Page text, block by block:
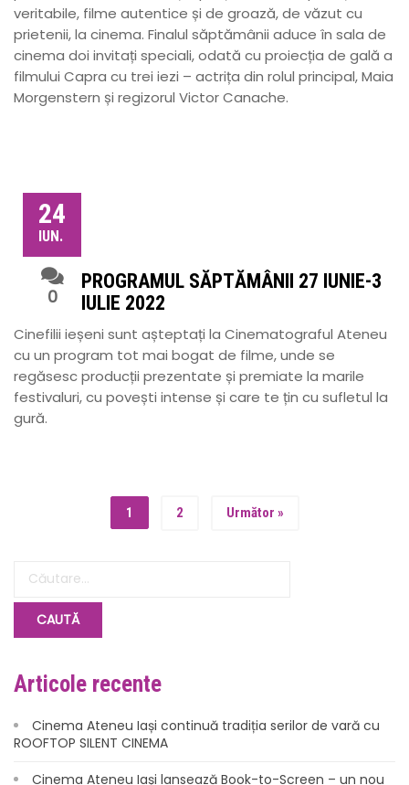
veritabile, filme autentice și de groază, de văzut cu
prietenii, la cinema. Finalul săptămânii aduce în sala de
cinema doi invitați speciali, odată cu proiecția de gală a
filmului Capra cu trei iezi – actrița din rolul principal, Maia
Morgenstern și regizorul Victor Canache.
24
IUN.
0
PROGRAMUL SĂPTĂMÂNII 27 IUNIE-3
IULIE 2022
Cinefilii ieșeni sunt așteptați la Cinematograful Ateneu
cu un program tot mai bogat de filme, unde se
regăsesc producții prezentate și premiate la marile
festivaluri, cu povești intense și care te țin cu sufletul la
gură.
1 2 Următor »
Articole recente
Cinema Ateneu Iași continuă tradiția serilor de vară cu
ROOFTOP SILENT CINEMA
Cinema Ateneu Iași lansează Book-to-Screen – un nou